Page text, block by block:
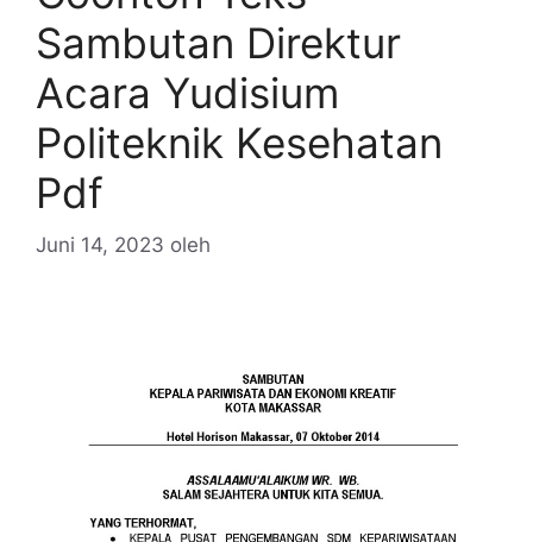
Sambutan Direktur
Acara Yudisium
Politeknik Kesehatan
Pdf
Juni 14, 2023 oleh